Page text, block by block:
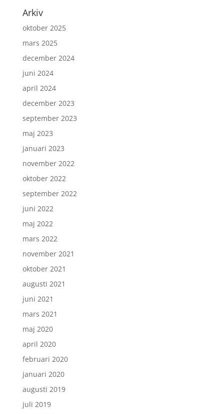
Arkiv
oktober 2025
mars 2025
december 2024
juni 2024
april 2024
december 2023
september 2023
maj 2023
januari 2023
november 2022
oktober 2022
september 2022
juni 2022
maj 2022
mars 2022
november 2021
oktober 2021
augusti 2021
juni 2021
mars 2021
maj 2020
april 2020
februari 2020
januari 2020
augusti 2019
juli 2019